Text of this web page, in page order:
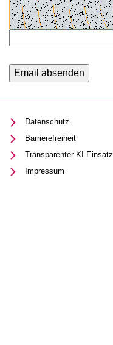
Datenschutz
Barrierefreiheit
Transparenter KI-Einsatz
Impressum